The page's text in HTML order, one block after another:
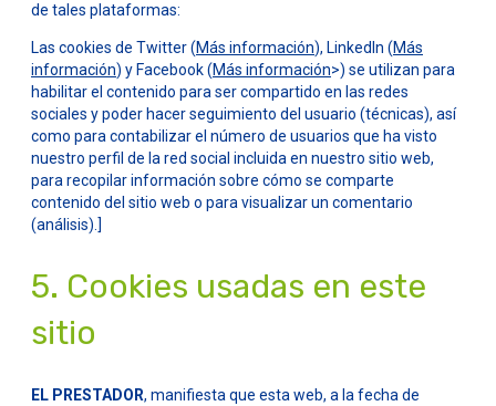
de tales plataformas:
Las cookies de Twitter (Más información), LinkedIn (Más
información) y Facebook (Más información>) se utilizan para
habilitar el contenido para ser compartido en las redes
sociales y poder hacer seguimiento del usuario (técnicas), así
como para contabilizar el número de usuarios que ha visto
nuestro perfil de la red social incluida en nuestro sitio web,
para recopilar información sobre cómo se comparte
contenido del sitio web o para visualizar un comentario
(análisis).]
5. Cookies usadas en este
sitio
EL PRESTADOR, manifiesta que esta web, a la fecha de